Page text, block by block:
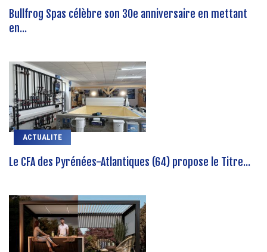
Bullfrog Spas célèbre son 30e anniversaire en mettant
en...
ACTUALITE
Le CFA des Pyrénées-Atlantiques (64) propose le Titre...